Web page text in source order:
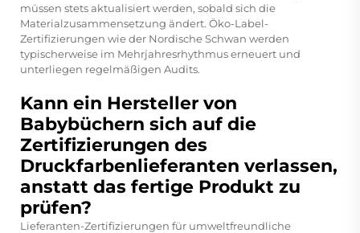
müssen stets aktualisiert werden, sobald sich die
Materialzusammensetzung ändert. Öko-Label-
Zertifizierungen wie der Nordische Schwan werden
typischerweise im Mehrjahresrhythmus erneuert und
unterliegen regelmäßigen Audits.
Kann ein Hersteller von
Babybüchern sich auf die
Zertifizierungen des
Druckfarbenlieferanten verlassen,
anstatt das fertige Produkt zu
prüfen?
Lieferanten-Zertifizierungen für umweltfreundliche